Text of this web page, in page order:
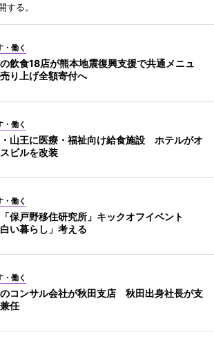
する。
・働く
飲食18店が熊本地震復興支援で共通メニュ
り上げ全額寄付へ
・働く
山王に医療・福祉向け給食施設 ホテルがオ
ビルを改装
・働く
保戸野移住研究所」キックオフイベント
白い暮らし」考える
・働く
コンサル会社が秋田支店 秋田出身社長が支
任